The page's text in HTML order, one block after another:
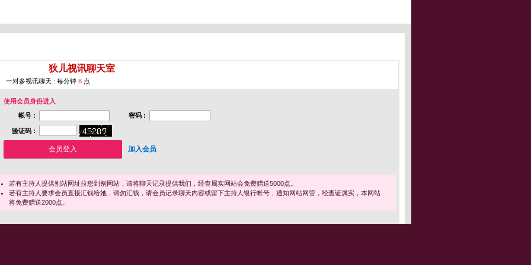
狄儿视讯聊天室
一对多视讯聊天 : 每分钟 8 点
使用会员身份进入
帐号 :
密码 :
验证码 :
加入会员
若有主持人提供别站网址拉您到别网站，请将聊天记录提供我们，经查属实网站会免费赠送5000点。
若有主持人要求会员直接汇钱给她，请勿汇钱，请会员记录聊天内容或留下主持人银行帐号，通知网站网管，经查证属实，本网站
将免费赠送2000点。